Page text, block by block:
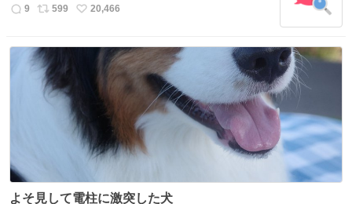
数
返
数
9
リ
ス
ト
数
599
い
ね
20,466
よそ見して電柱に激突した犬